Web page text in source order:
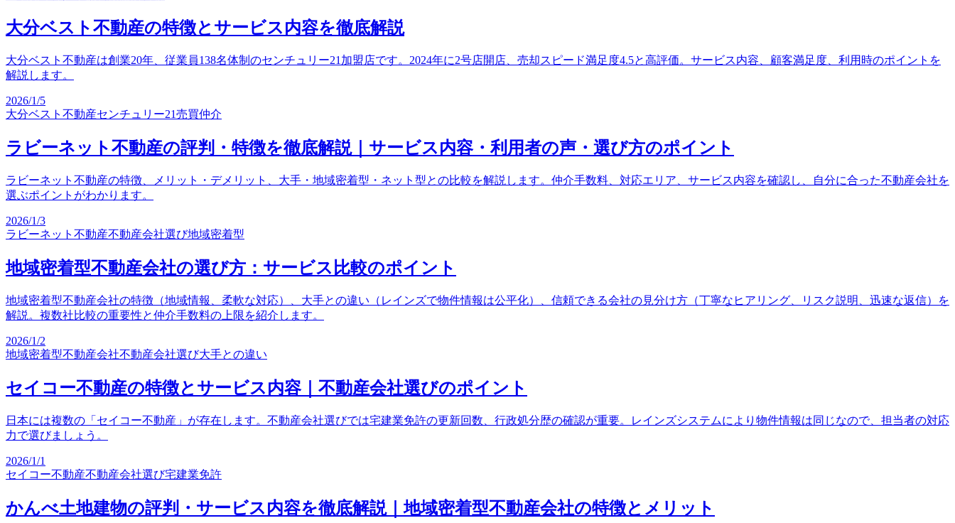
大分ベスト不動産の特徴とサービス内容を徹底解説
大分ベスト不動産は創業20年、従業員138名体制のセンチュリー21加盟店です。2024年に2号店開店、売却スピード満足度4.5と高評価。サービス内容、顧客満足度、利用時のポイントを
解説します。
2026/1/5
大分ベスト不動産センチュリー21売買仲介
ラビーネット不動産の評判・特徴を徹底解説｜サービス内容・利用者の声・選び方のポイント
ラビーネット不動産の特徴、メリット・デメリット、大手・地域密着型・ネット型との比較を解説します。仲介手数料、対応エリア、サービス内容を確認し、自分に合った不動産会社を
選ぶポイントがわかります。
2026/1/3
ラビーネット不動産不動産会社選び地域密着型
地域密着型不動産会社の選び方：サービス比較のポイント
地域密着型不動産会社の特徴（地域情報、柔軟な対応）、大手との違い（レインズで物件情報は公平化）、信頼できる会社の見分け方（丁寧なヒアリング、リスク説明、迅速な返信）を
解説。複数社比較の重要性と仲介手数料の上限を紹介します。
2026/1/2
地域密着型不動産会社不動産会社選び大手との違い
セイコー不動産の特徴とサービス内容｜不動産会社選びのポイント
日本には複数の「セイコー不動産」が存在します。不動産会社選びでは宅建業免許の更新回数、行政処分歴の確認が重要。レインズシステムにより物件情報は同じなので、担当者の対応
力で選びましょう。
2026/1/1
セイコー不動産不動産会社選び宅建業免許
かんべ土地建物の評判・サービス内容を徹底解説｜地域密着型不動産会社の特徴とメリット